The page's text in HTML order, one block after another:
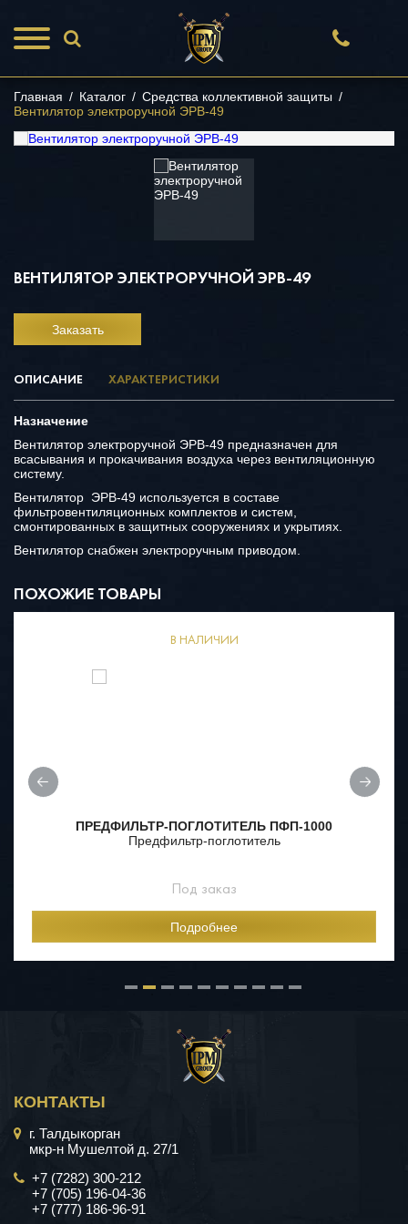
Главная / Каталог / Средства коллективной защиты /
Вентилятор электроручной ЭРВ-49
ВЕНТИЛЯТОР ЭЛЕКТРОРУЧНОЙ ЭРВ-49
Заказать
ОПИСАНИЕ ХАРАКТЕРИСТИКИ
Назначение
Вентилятор электроручной ЭРВ-49 предназначен для
всасывания и прокачивания воздуха через вентиляционную
систему.
Вентилятор ЭРВ-49 используется в составе
фильтровентиляционных комплектов и систем,
смонтированных в защитных сооружениях и укрытиях.
Вентилятор снабжен электроручным приводом.
ПОХОЖИЕ ТОВАРЫ
ПФП-1000
КОНТАКТЫ
г. Талдыкорган
мкр-н Мушелтой д. 27/1
+7 (7282) 300-212
+7 (705) 196-04-36
+7 (777) 186-96-91